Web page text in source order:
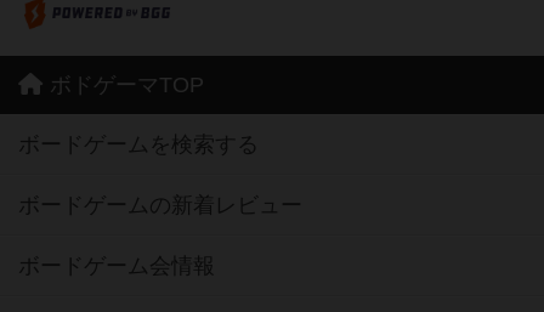
ボドゲーマTOP
ボードゲームを検索する
ボードゲームの新着レビュー
ボードゲーム会情報